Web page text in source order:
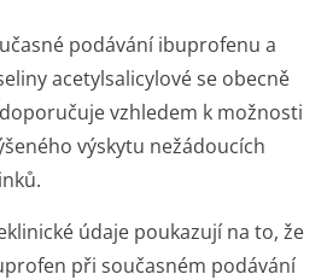
podávání ibuprofenu a
acetylsalicylové se obecně
vzhledem k možnosti
výskytu nežádoucích
údaje poukazují na to, že
při současném podávání